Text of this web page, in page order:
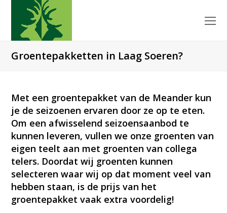
Groentepakketten in Laag Soeren?
Met een groentepakket van de Meander kun
je de seizoenen ervaren door ze op te eten.
Om een afwisselend seizoensaanbod te
kunnen leveren, vullen we onze groenten van
eigen teelt aan met groenten van collega
telers. Doordat wij groenten kunnen
selecteren waar wij op dat moment veel van
hebben staan, is de prijs van het
groentepakket vaak extra voordelig!